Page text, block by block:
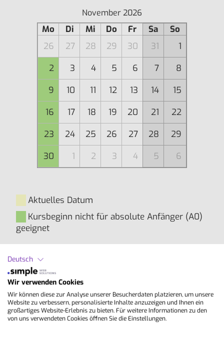
November 2026
Mo Di Mi Do Fr Sa
So
26
27 28 29 30 31
1
2
3 4 5 6 7
8
9
10 11 12 13 14
15
16
17 18 19 20 21
22
23
24 25 26 27 28
29
30
1 2 3 4 5 6
Aktuelles Datum
Kursbeginn nicht für absolute Anfänger (A0)
geeignet
Inhalte
Allgemeinsprachlicher Englisch-Gruppenkurs. Im
Mittelpunkt steht eine Verbesserung der
kommunikativen Skills, zusätzlich werden jedoch
Deutsch
Wir verwenden Cookies
Wir können diese zur Analyse unserer Besucherdaten platzieren, um unsere
Website zu verbessern, personalisierte Inhalte anzuzeigen und Ihnen ein
großartiges Website-Erlebnis zu bieten. Für weitere Informationen zu den
von uns verwendeten Cookies öffnen Sie die Einstellungen.